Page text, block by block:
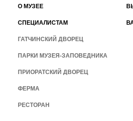
О МУЗЕЕ
СПЕЦИАЛИСТАМ
ГАТЧИНСКИЙ ДВОРЕЦ
ПАРКИ МУЗЕЯ-ЗАПОВЕДНИКА
ПРИОРАТСКИЙ ДВОРЕЦ
ФЕРМА
РЕСТОРАН